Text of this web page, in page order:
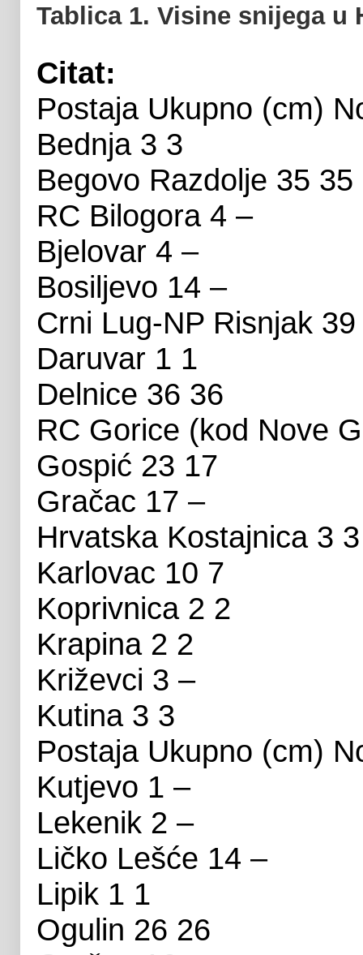
Tablica 1. Visine snijega u
Citat:
Postaja Ukupno (cm)
Bednja 3 3
Begovo Razdolje 35 35
RC Bilogora 4 –
Bjelovar 4 –
Bosiljevo 14 –
Crni Lug-NP Risnjak
Daruvar 1 1
Delnice 36 36
RC Gorice (kod Nove
Gospić 23 17
Gračac 17 –
Hrvatska Kostajnica 3 3
Karlovac 10 7
Koprivnica 2 2
Krapina 2 2
Križevci 3 –
Kutina 3 3
Postaja Ukupno (cm)
Kutjevo 1 –
Lekenik 2 –
Ličko Lešće 14 –
Lipik 1 1
Ogulin 26 26